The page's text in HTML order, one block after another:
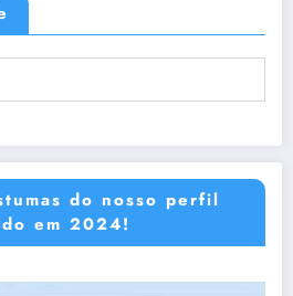
do nosso perfil
em 2024!